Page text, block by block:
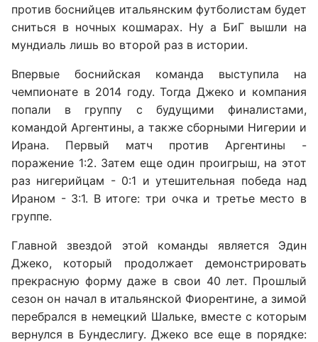
против боснийцев итальянским футболистам будет
сниться в ночных кошмарах. Ну а БиГ вышли на
мундиаль лишь во второй раз в истории.
Впервые боснийская команда выступила на
чемпионате в 2014 году. Тогда Джеко и компания
попали в группу с будущими финалистами,
командой Аргентины, а также сборными Нигерии и
Ирана. Первый матч против Аргентины -
поражение 1:2. Затем еще один проигрыш, на этот
раз нигерийцам - 0:1 и утешительная победа над
Ираном - 3:1. В итоге: три очка и третье место в
группе.
Главной звездой этой команды является Эдин
Джеко, который продолжает демонстрировать
прекрасную форму даже в свои 40 лет. Прошлый
сезон он начал в итальянской Фиорентине, а зимой
перебрался в немецкий Шальке, вместе с которым
вернулся в Бундеслигу. Джеко все еще в порядке: